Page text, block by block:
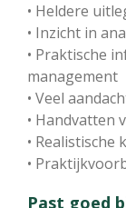
• Heldere
• Inzicht in
• Praktische
management
• Veel
• Handvatten
•
•
Past goed